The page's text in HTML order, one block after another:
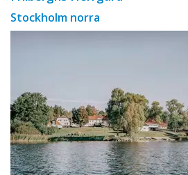
Stockholm norra